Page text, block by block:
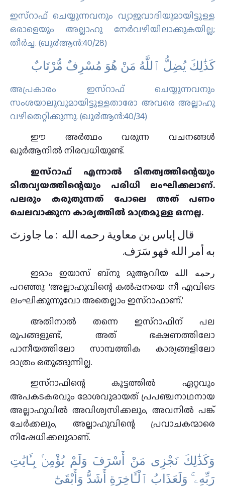
ഇസ്റാഫ് ചെയ്യുന്നവനും വ്യാജവാദിയുമായിട്ടുള്ള
ഒരാളെയും അല്ലാഹു നേര്‍വഴിയിലാക്കുകയില്ല;
തീര്‍ച്ച. (ഖു൪ആന്‍:40/28)
كَذَٰلِكَ يُضِلُّ ٱللَّهُ مَنْ هُوَ مُسْرِفٌ مُّرْتَابٌ
അപ്രകാരം ഇസ്റാഫ് ചെയ്യുന്നവനും
സംശയാലുവുമായിട്ടുള്ളതാരോ അവരെ അല്ലാഹു
വഴിതെറ്റിക്കുന്നു. (ഖു൪ആന്‍:40/34)
ഈ അർത്ഥം വരുന്ന വചനങ്ങൾ
ഖുർആനിൽ നിരവധിയുണ്ട്.
ഇസ്റാഫ് എന്നാൽ മിതത്വത്തിന്റെയും
മിതവ്യയത്തിന്റെയും പരിധി ലംഘിക്കലാണ്.
പലരും കരുതുന്നത് പോലെ അത് പണം
ചെലവാക്കുന്ന കാര്യത്തിൽ മാത്രമുള്ള ഒന്നല്ല.
قال إياس بن معاوية رحمه الله : ما جاوزتَ
به أمر الله فهو سَرَف.
ഇമാം ഇയാസ് ബ്നു മുആവിയ رحمه الله
പറഞ്ഞു: ‘അല്ലാഹുവിന്റെ കൽപ്പനയെ നീ എവിടെ
ലംഘിക്കുന്നുവോ അതെല്ലാം ഇസ്റാഫാണ്.’
അതിനാൽ തന്നെ ഇസ്റാഫിന് പല
രൂപങ്ങളുണ്ട്, അത് ഭക്ഷണത്തിലോ
പാനീയത്തിലോ സാമ്പത്തിക കാര്യങ്ങളിലോ
മാത്രം ഒതുങ്ങുന്നില്ല.
ഇസ്റാഫിന്റെ കൂട്ടത്തിൽ ഏറ്റവും
അപകടകരവും മോശവുമായത് പ്രപഞ്ചനാഥനായ
അല്ലാഹുവിൽ അവിശ്വസിക്കലും, അവനിൽ പങ്ക്
ചേര്‍ക്കലും, അല്ലാഹുവിന്റെ പ്രവാചകന്മാരെ
നിഷേധിക്കലുമാണ്.
وَكَذَٰلِكَ نَجْزِى مَنْ أَسْرَفَ وَلَمْ يُؤْمِنۢ بِـَٔايَٰتِ
رَبِّهِۦ ۚ وَلَعَذَابُ ٱلْـَٔاخِرَةِ أَشَدُّ وَأَبْقَىٰٓ